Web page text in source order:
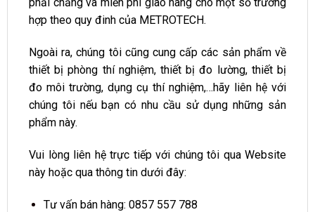
hợp theo quy đinh của METROTECH.
Ngoài ra, chúng tôi cũng cung cấp các sản phẩm về
thiết bị phòng thí nghiệm, thiết bị đo lường, thiết bị
đo môi trường, dụng cụ thí nghiệm,…hãy liên hệ với
chúng tôi nếu bạn có nhu cầu sử dụng những sản
phẩm này.
Vui lòng liên hệ trực tiếp với chúng tôi qua Website
này hoặc qua thông tin dưới đây:
Tư vấn bán hàng: 0857 557 788